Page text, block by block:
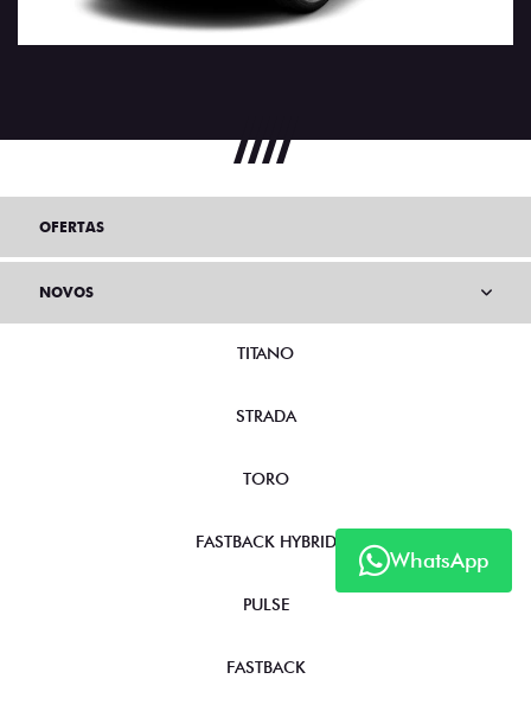
WhatsApp
OFERTAS
NOVOS
TITANO
STRADA
TORO
FASTBACK HYBRID
PULSE
FASTBACK